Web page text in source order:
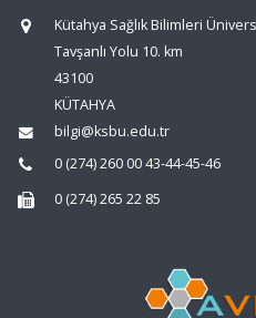
Kütahya Sağlık Bilimleri
Tavşanlı Yolu 10. km
43100
KÜTAHYA
bilgi@ksbu.edu.tr
0 (274) 260 00 43-44-45-46
0 (274) 265 22 85